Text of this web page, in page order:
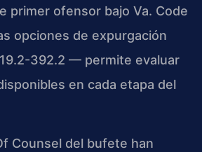
primer ofensor bajo Va. Code
opciones de expurgación
392.2 — permite evaluar
en cada etapa del
Counsel del bufete han